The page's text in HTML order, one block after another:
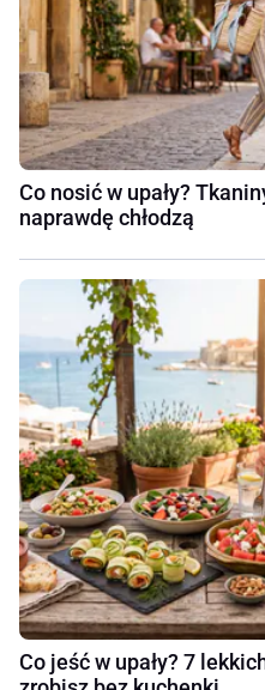
Co nosić w upały?
naprawdę chłodzą
Co jeść w upały? 7